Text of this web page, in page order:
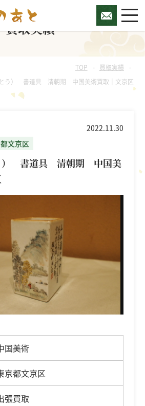
買取実績
TOP
買取実績
う） 書道具 清朝期 中国美術買取｜文京区
2022.11.30
文京区
） 書道具 清朝期 中国美
国美術
京都文京区
張買取